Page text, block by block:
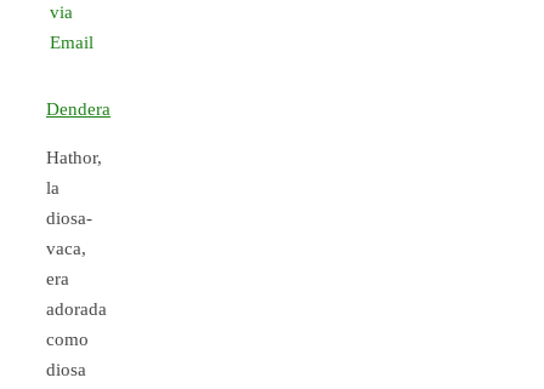
Dendera
Hathor,
la
diosa-
vaca,
era
adorada
como
diosa